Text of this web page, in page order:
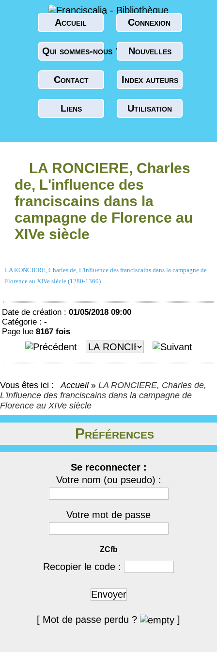
Accueil Connexion
Qui sommes-nous ? Nouvelles
Contact Index auteurs
Liens Utilisation
LA RONCIERE, Charles
de, L'influence des
franciscains dans la
campagne de Florence au
XIVe siècle
LA RONCIERE, Charles de, L'influence des franciscains dans la campagne de
Florence au XIVe siècle (1280-1360)
Date de création : 01/05/2018 09:00
Catégorie : -
Page lue 8167 fois
Vous êtes ici : Accueil » LA RONCIERE, Charles de,
L'influence des franciscains dans la campagne de
Florence au XIVe siècle
Préférences
Se reconnecter :
Votre nom (ou pseudo) :
Votre mot de passe
ZCfb
Recopier le code :
Envoyer
[ Mot de passe perdu ? ]